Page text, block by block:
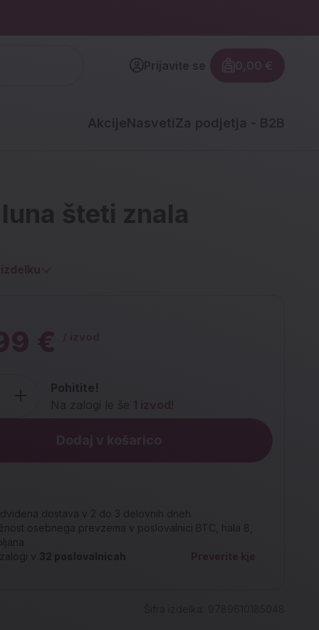
Prijavite se
Znesek
0,00 €
Akcije Nasveti Za podjetja - B2B
šteti znala
€
Pohitite!
Na zalogi le še 1 izvod!
Dodaj v košarico
dostava v 2 do 3 delovnih dneh.
osebnega prevzema v poslovalnici BTC, hala 8,
v
32 poslovalnicah Preverite kje